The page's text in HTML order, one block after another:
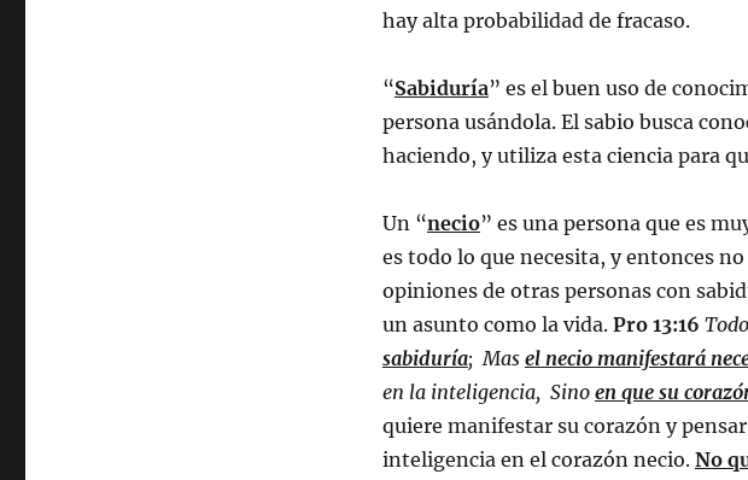
hay alta probabilidad de fracaso.
“Sabiduría” es el buen uso de
persona usándola. El sabio busca
haciendo, y utiliza esta ciencia para
Un “necio” es una persona que es
es todo lo que necesita, y entonces
opiniones de otras personas con
un asunto como la vida. Pro 13:16
sabiduría; Mas el necio manifestará
en la inteligencia, Sino en que su
quiere manifestar su corazón y
inteligencia en el corazón necio. No